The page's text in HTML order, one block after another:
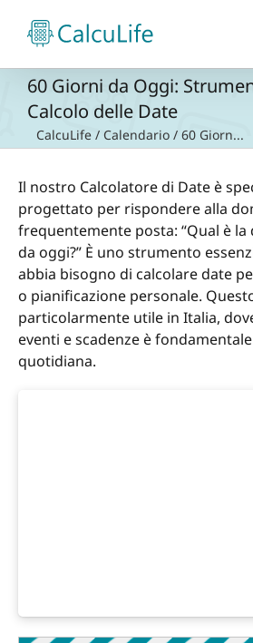
contenuto
60 Giorni da Oggi:
Calcolo delle Date
CalcuLife / Calendario / 60 Giorn...
Il nostro Calcolatore di Date è
progettato per rispondere alla
frequentemente posta: “Qual è
da oggi?” È uno strumento
abbia bisogno di calcolare date
o pianificazione personale.
particolarmente utile in Italia,
eventi e scadenze è
quotidiana.